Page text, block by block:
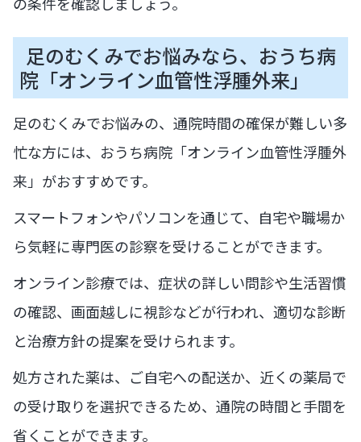
足のむくみでお悩みなら、おうち病
院「オンライン血管性浮腫外来」
足のむくみでお悩みの、通院時間の確保が難しい多
忙な方には、おうち病院「オンライン血管性浮腫外
来」がおすすめです。
スマートフォンやパソコンを通じて、自宅や職場か
ら気軽に専門医の診察を受けることができます。
オンライン診療では、症状の詳しい問診や生活習慣
の確認、画面越しに視診などが行われ、適切な診断
と治療方針の提案を受けられます。
処方された薬は、ご自宅への配送か、近くの薬局で
の受け取りを選択できるため、通院の時間と手間を
省くことができます。